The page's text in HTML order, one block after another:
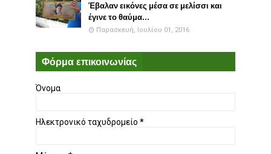
Έβαλαν εικόνες μέσα σε μελίσσι και
έγινε το θαύμα...
Παρασκευή, Ιουλίου 01, 2016
Φόρμα επικοινωνίας
Όνομα
Ηλεκτρονικό ταχυδρομείο *